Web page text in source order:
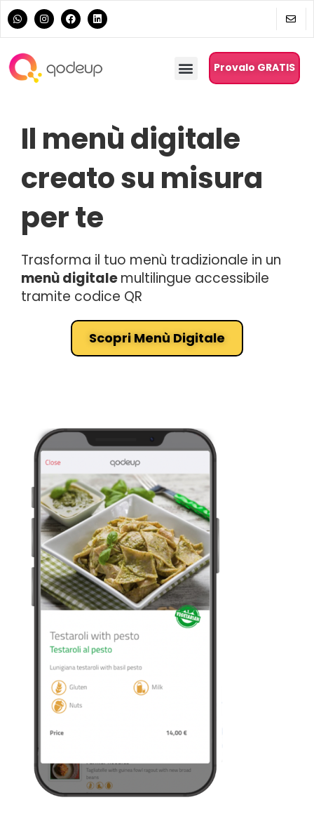
Provalo GRATIS
Il menù digitale
creato su misura
per te
Trasforma il tuo menù tradizionale in un
menù digitalemultilingue accessibile
tramite codice QR
Scopri Menù Digitale